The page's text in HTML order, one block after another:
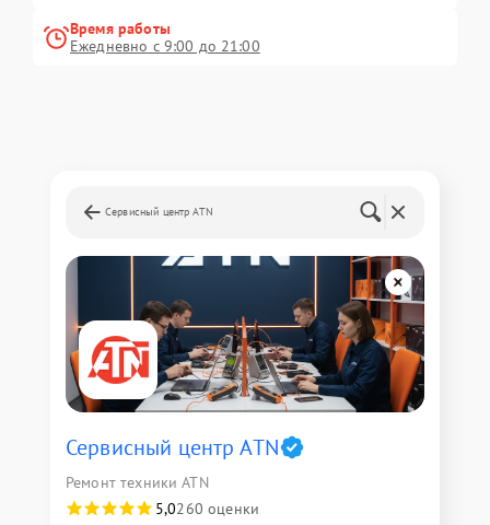
Время работы
Ежедневно с 9:00 до 21:00
Сервисный центр ATN
Сервисный центр ATN
Ремонт техники ATN
5,0260 оценки